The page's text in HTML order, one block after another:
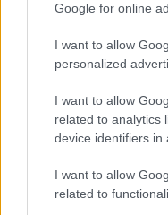
Google for online
I want to allow
personalized
I want to allow
related to analytics
device identifiers in
I want to allow
related to
leggyorsabban
mint 10 billió
HÍREK 4 órája